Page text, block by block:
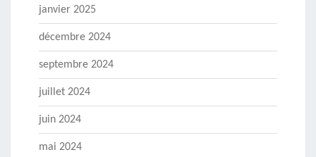
janvier 2025
décembre 2024
septembre 2024
juillet 2024
juin 2024
mai 2024